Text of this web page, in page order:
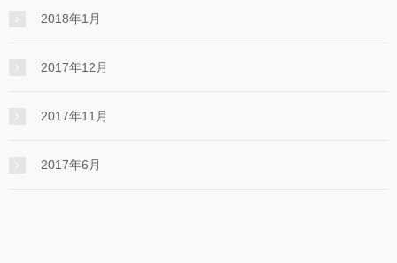
2018年1月
2017年12月
2017年11月
2017年6月